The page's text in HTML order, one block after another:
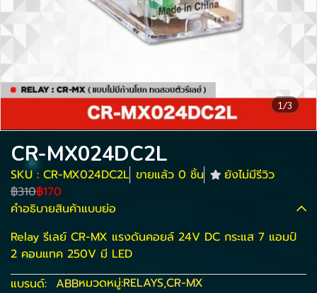
1/3
CR-MX024DC2L
SKU : CR-MX024DC2L ขายแล้ว 0 ชิ้น
ยังไม่มีรีวิว
฿310฿170
คำอธิบายสินค้าแบบย่อ
Relay รีเลย์ CR-MX แรงดันคอยล์ 24V DC กระแส 7 แอมป์
2 คอนแทค 250V มี LED
แบรนด์: ABBหมวดหมู่:RELAYS,CR-MX